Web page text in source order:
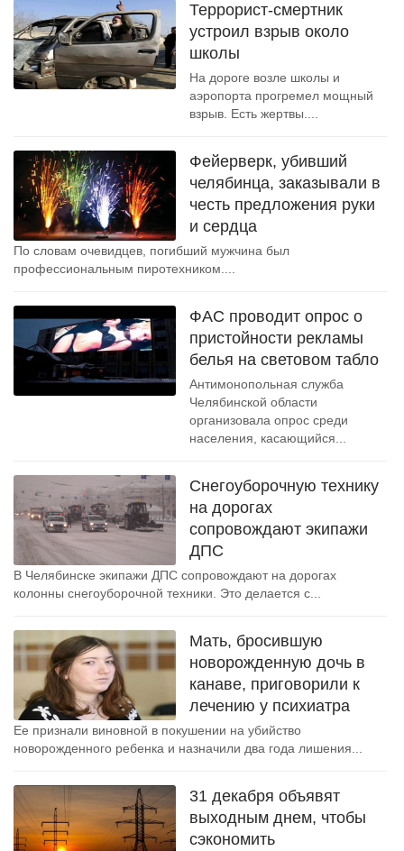
Террорист-смертник
устроил взрыв около
школы
На дороге возле школы и
аэропорта прогремел мощный
взрыв. Есть жертвы....
Фейерверк, убивший
челябинца, заказывали в
честь предложения руки
и сердца
По словам очевидцев, погибший мужчина был
профессиональным пиротехником....
ФАС проводит опрос о
пристойности рекламы
белья на световом табло
Антимонопольная служба
Челябинской области
организовала опрос среди
населения, касающийся...
Снегоуборочную технику
на дорогах
сопровождают экипажи
ДПС
В Челябинске экипажи ДПС сопровождают на дорогах
колонны снегоуборочной техники. Это делается с...
Мать, бросившую
новорожденную дочь в
канаве, приговорили к
лечению у психиатра
Ее признали виновной в покушении на убийство
новорожденного ребенка и назначили два года лишения...
31 декабря объявят
выходным днем, чтобы
сэкономить